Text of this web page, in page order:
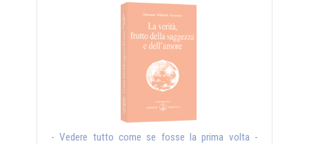
- Vedere tutto come se fosse la prima volta -